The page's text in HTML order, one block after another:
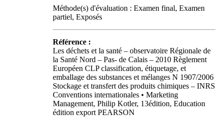
Méthode(s) d'évaluation : Examen final, Examen
partiel, Exposés
Référence :
Les déchets et la santé – observatoire Régionale de
la Santé Nord – Pas- de Calais – 2010 Règlement
Européen CLP classification, étiquetage, et
emballage des substances et mélanges N 1907/2006
Stockage et transfert des produits chimiques – INRS
Conventions internationales • Marketing
Management, Philip Kotler, 13édition, Education
édition export PEARSON